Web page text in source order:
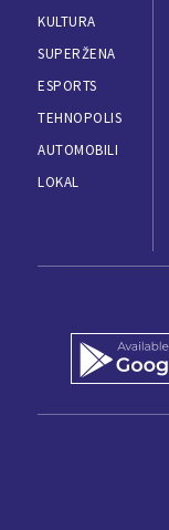
KULTURA
SUPERŽENA
ESPORTS
TEHNOPOLIS
AUTOMOBILI
LOKAL